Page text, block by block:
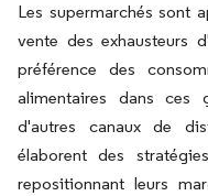
Les supermarchés sont
vente des exhausteurs
préférence des
alimentaires dans ces
d'autres canaux de
élaborent des
repositionnant leurs